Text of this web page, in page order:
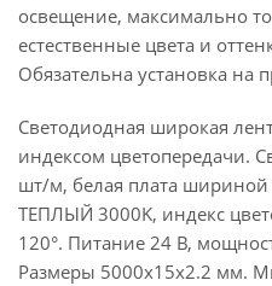
освещение, максимально
естественные цвета и
Обязательна установка на
Светодиодная широкая
индексом цветопередачи.
шт/м, белая плата
ТЕПЛЫЙ 3000K, индекс
120°. Питание 24 В,
Размеры 5000х15х2.2 мм.